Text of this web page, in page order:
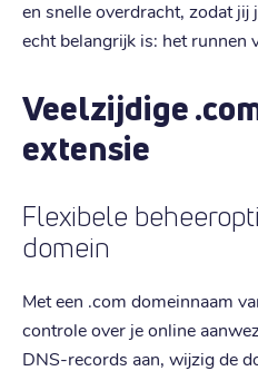
en snelle overdracht, zodat
echt belangrijk is: het runnen
Veelzijdige
extensie
Flexibele
domein
Met een .com domeinnaam
controle over je online
DNS-records aan, wijzig de